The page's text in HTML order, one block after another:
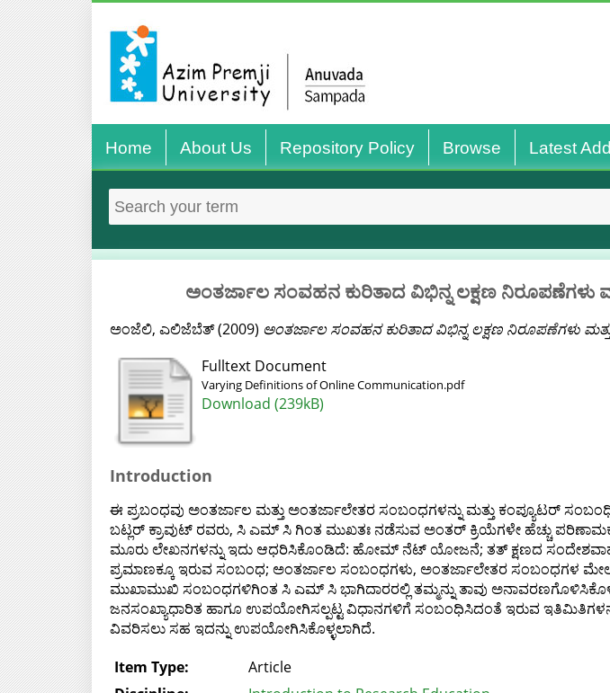
Home About Us Repository Policy Browse Latest
ಅಂತರ್ಜಾಲ ಸಂವಹನ ಕುರಿತಾದ ವಿಭಿನ್ನ ಲಕ್ಷಣ
ಅಂಜೆಲಿ, ಎಲಿಜೆಬೆತ್(2009) ಅಂತರ್ಜಾಲ ಸಂವಹನ ಕುರಿತಾದ ವಿಭಿನ್ನ ಲಕ್ಷಣ ನಿರೂಪಣೆಗಳು
Fulltext Document
Varying Definitions of Online Communication.pdf
Download (239kB)
Introduction
ಈ ಪ್ರಬಂಧವು ಅಂತರ್ಜಾಲ ಮತ್ತು ಅಂತರ್ಜಾಲೇತರ ಸಂಬಂಧಗಳನ್ನು ಮತ್ತು ಕಂಪ್ಯೂಟರ್
ಬಟ್ಲರ್ ಕ್ರಾವುಟ್ ರವರು, ಸಿ ಎಮ್ ಸಿ ಗಿಂತ ಮುಖತಃ ನಡೆಸುವ ಅಂತರ್ ಕ್ರಿಯೆಗಳೇ ಹೆಚ್ಚು
ಮೂರು ಲೇಖನಗಳನ್ನು ಇದು ಆಧರಿಸಿಕೊಂಡಿದೆ: ಹೋಮ್ ನೆಟ್ ಯೋಜನೆ; ತತ್ ಕ್ಷಣದ
ಪ್ರಮಾಣಕ್ಕೂ ಇರುವ ಸಂಬಂಧ; ಅಂತರ್ಜಾಲ ಸಂಬಂಧಗಳು, ಅಂತರ್ಜಾಲೇತರ ಸಂಬಂಧಗಳ
ಮುಖಾಮುಖಿ ಸಂಬಂಧಗಳಿಗಿಂತ ಸಿ ಎಮ್ ಸಿ ಭಾಗಿದಾರರಲ್ಲಿ ತಮ್ಮನ್ನು ತಾವು
ಜನಸಂಖ್ಯಾಧಾರಿತ ಹಾಗೂ ಉಪಯೋಗಿಸಲ್ಪಟ್ಟ ವಿಧಾನಗಳಿಗೆ ಸಂಬಂಧಿಸಿದಂತೆ ಇರುವ
ವಿವರಿಸಲು ಸಹ ಇದನ್ನು ಉಪಯೋಗಿಸಿಕೊಳ್ಳಲಾಗಿದೆ.
Item Type:
Article